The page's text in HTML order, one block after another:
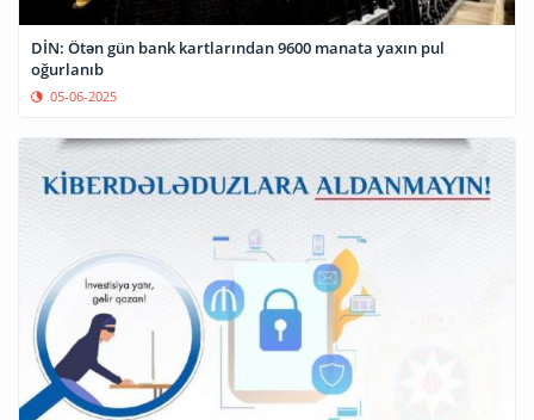
DİN: Ötən gün bank kartlarından 9600 manata yaxın pul
oğurlanıb
05-06-2025